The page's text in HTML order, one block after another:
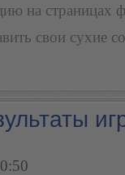
на страницах
свои сухие